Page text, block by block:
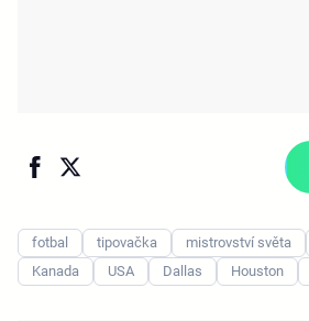
fotbal tipovačka mistrovství světa
Kanada
USA Dallas Houston